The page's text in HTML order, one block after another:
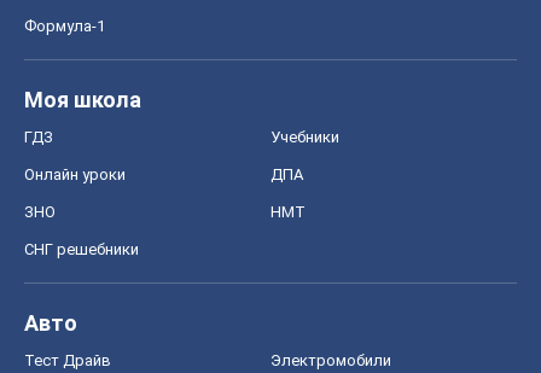
Формула-1
Моя школа
ГДЗ Учебники
Онлайн уроки ДПА
ЗНО НМТ
СНГ решебники
Авто
Тест Драйв Электромобили